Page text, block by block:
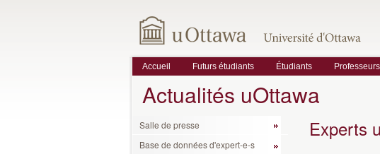
Accueil Futurs étudiants Étudiants Professeurs
Actualités uOttawa
Salle de presse
Base de données d'expert-e-s
Experts